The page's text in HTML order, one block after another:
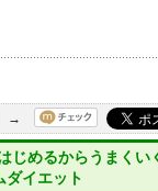
→
じめるからうまくい
ダイエット